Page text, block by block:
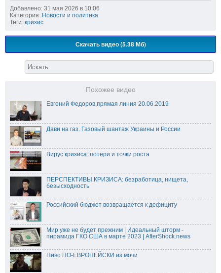
Добавлено: 31 мая 2026 в 10:06
Категория: Новости и политика
Теги: кризис
Скачать видео (5.38 Мб)
Похожее видео
Евгений Федоров,прямая линия 20.06.2019
Дави на газ. Газовый шантаж Украины и России
Вирус кризиса: потери и точки роста
ПЕРСПЕКТИВЫ КРИЗИСА: безработица, нищета,
безысходность
Российский бюджет возвращается к дефициту
Мир уже не будет прежним | Идеальный шторм -
пирамида ГКО США в марте 2023 | AfterShock.news
Пиво ПО-ЕВРОПЕЙСКИ из мочи